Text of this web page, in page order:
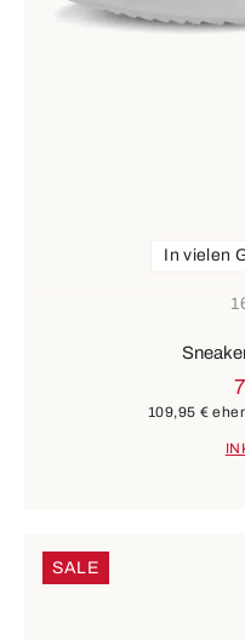
In vielen
109,95 €
SALE